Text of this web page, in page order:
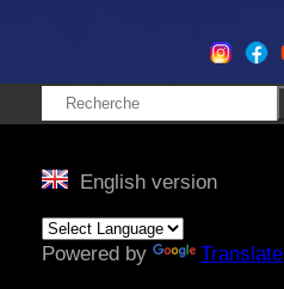
Rechercher
English version
Powered by Translate